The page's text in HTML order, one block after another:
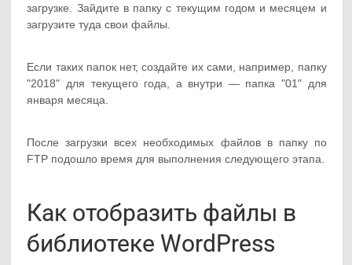
загрузке. Зайдите в папку с текущим годом и месяцем и
загрузите туда свои файлы.
Если таких папок нет, создайте их сами, например, папку
"2018" для текущего года, а внутри — папка "01" для
января месяца.
После загрузки всех необходимых файлов в папку по
FTP подошло время для выполнения следующего этапа.
Как отобразить файлы в
библиотеке WordPress